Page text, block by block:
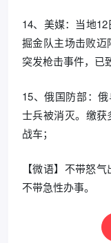
14、美媒：当地
掘金队主场击败迈
突发枪击事件，已
15、俄国防部：
士兵被消灭。缴获
战车；
【微语】不带怒
不带急性办事。